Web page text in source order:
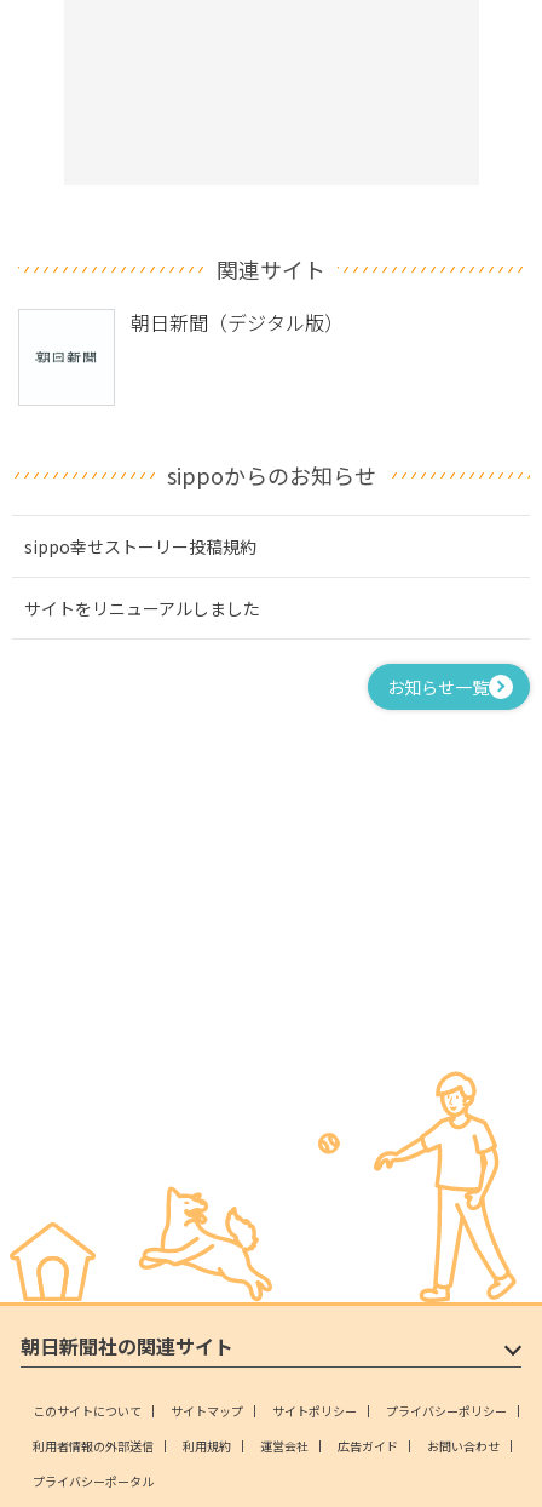
関連サイト
朝日新聞（デジタル版）
sippoからのお知らせ
sippo幸せストーリー投稿規約
サイトをリニューアルしました
お知らせ一覧
朝日新聞社の関連サイト
このサイトについて サイトマップ サイトポリシー
プライバシーポリシー
利用者情報の外部送信
利用規約 運営会社 広告ガイド
お問い合わせ
プライバシーポータル